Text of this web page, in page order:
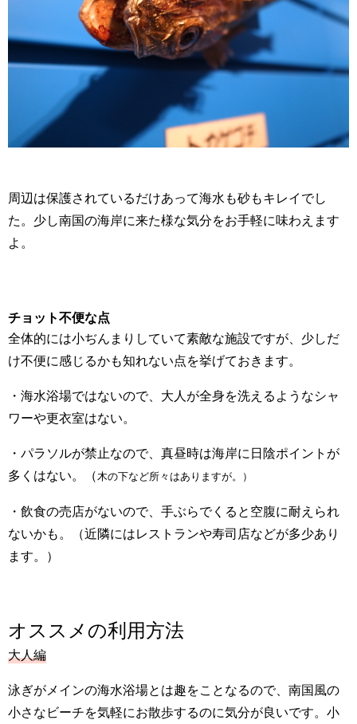
周辺は保護されているだけあって海水も砂もキレイでし
た。少し南国の海岸に来た様な気分をお手軽に味わえます
よ。
チョット不便な点
全体的には小ぢんまりしていて素敵な施設ですが、少しだ
け不便に感じるかも知れない点を挙げておきます。
・海水浴場ではないので、大人が全身を洗えるようなシャ
ワーや更衣室はない。
・パラソルが禁止なので、真昼時は海岸に日陰ポイントが
多くはない。（木の下など所々はありますが。）
・飲食の売店がないので、手ぶらでくると空腹に耐えられ
ないかも。（近隣にはレストランや寿司店などが多少あり
ます。）
オススメの利用方法
大人編
泳ぎがメインの海水浴場とは趣をことなるので、南国風の
小さなビーチを気軽にお散歩するのに気分が良いです。小